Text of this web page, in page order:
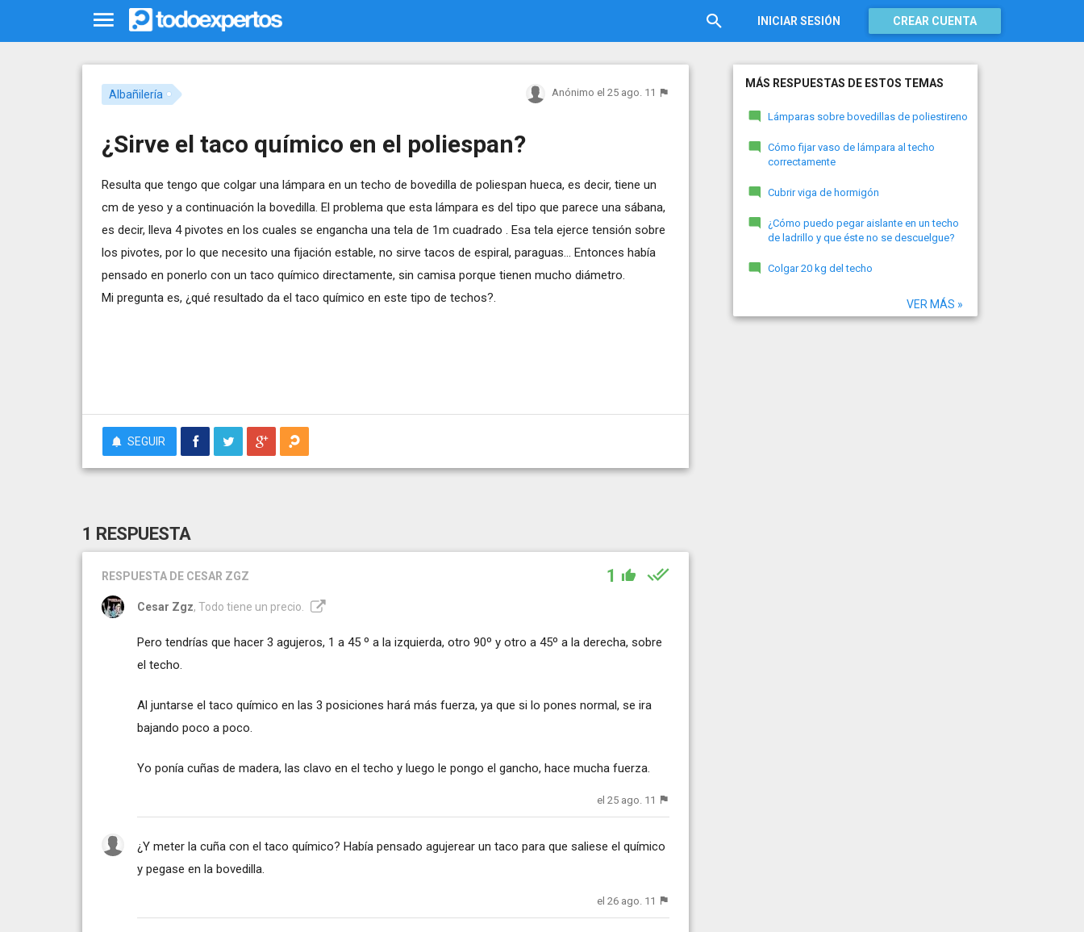
INICIAR SESIÓN CREAR CUENTA
Albañilería Anónimo el 25 ago. 11
¿Sirve el taco químico en el poliespan?
Resulta que tengo que colgar una lámpara en un techo de bovedilla de poliespan hueca, es decir, tiene un
cm de yeso y a continuación la bovedilla. El problema que esta lámpara es del tipo que parece una sábana,
es decir, lleva 4 pivotes en los cuales se engancha una tela de 1m cuadrado . Esa tela ejerce tensión sobre
los pivotes, por lo que necesito una fijación estable, no sirve tacos de espiral, paraguas... Entonces había
pensado en ponerlo con un taco químico directamente, sin camisa porque tienen mucho diámetro.
Mi pregunta es, ¿qué resultado da el taco químico en este tipo de techos?.
SEGUIR
1 RESPUESTA
RESPUESTA DE CESAR ZGZ 1
Cesar Zgz, Todo tiene un precio.
Pero tendrías que hacer 3 agujeros, 1 a 45 º a la izquierda, otro 90º y otro a 45º a la derecha, sobre
el techo.
Al juntarse el taco químico en las 3 posiciones hará más fuerza, ya que si lo pones normal, se ira
bajando poco a poco.
Yo ponía cuñas de madera, las clavo en el techo y luego le pongo el gancho, hace mucha fuerza.
el 25 ago. 11
¿Y meter la cuña con el taco químico? Había pensado agujerear un taco para que saliese el químico
y pegase en la bovedilla.
el 26 ago. 11
MÁS RESPUESTAS DE ESTOS TEMAS
Lámparas sobre bovedillas de poliestireno
Cómo fijar vaso de lámpara al techo
correctamente
Cubrir viga de hormigón
¿Cómo puedo pegar aislante en un techo
de ladrillo y que éste no se descuelgue?
Colgar 20 kg del techo
VER MÁS »